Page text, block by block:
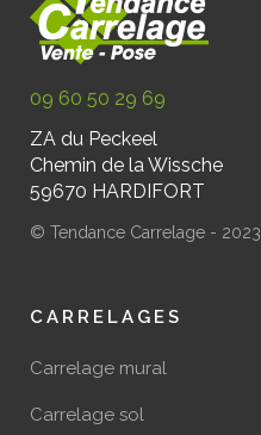
09 60 50 29 69
ZA du Peckeel
Chemin de la Wissche
59670 HARDIFORT
© Tendance Carrelage - 2023
CARRELAGES
Carrelage mural
Carrelage sol